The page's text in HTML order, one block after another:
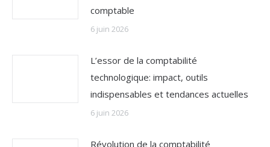
comptable
6 juin 2026
L’essor de la comptabilité
technologique: impact, outils
indispensables et tendances actuelles
6 juin 2026
Révolution de la comptabilité